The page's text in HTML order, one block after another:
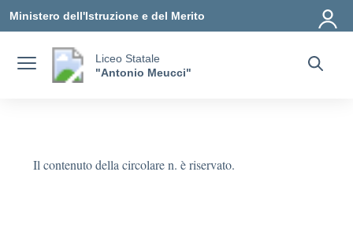
Ministero dell'Istruzione e del Merito
Liceo Statale
"Antonio Meucci"
Il contenuto della circolare n. è riservato.